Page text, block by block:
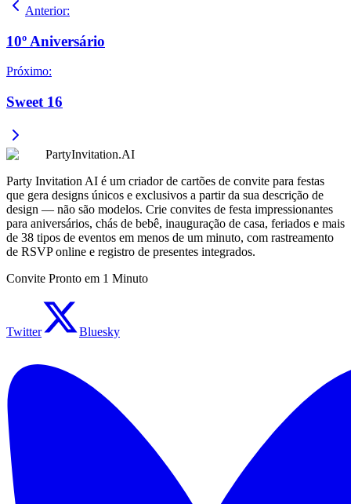
Anterior:
10º Aniversário
Próximo:
Sweet 16
PartyInvitation.AI
Party Invitation AI é um criador de cartões de convite para festas
que gera designs únicos e exclusivos a partir da sua descrição de
design — não são modelos. Crie convites de festa impressionantes
para aniversários, chás de bebê, inauguração de casa, feriados e mais
de 38 tipos de eventos em menos de um minuto, com rastreamento
de RSVP online e registro de presentes integrados.
Convite Pronto em 1 Minuto
Twitter Bluesky